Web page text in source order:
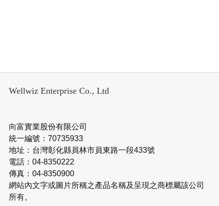
Wellwiz Enterprise Co., Ltd
向富實業股份有限公司
統一編號：70735933
地址：台灣彰化縣員林市員東路一段433號
電話：04-8350222
傳真：04-8350900
網站內文字或圖片所稱之產品名稱及呈現之商標屬該公司
所有。